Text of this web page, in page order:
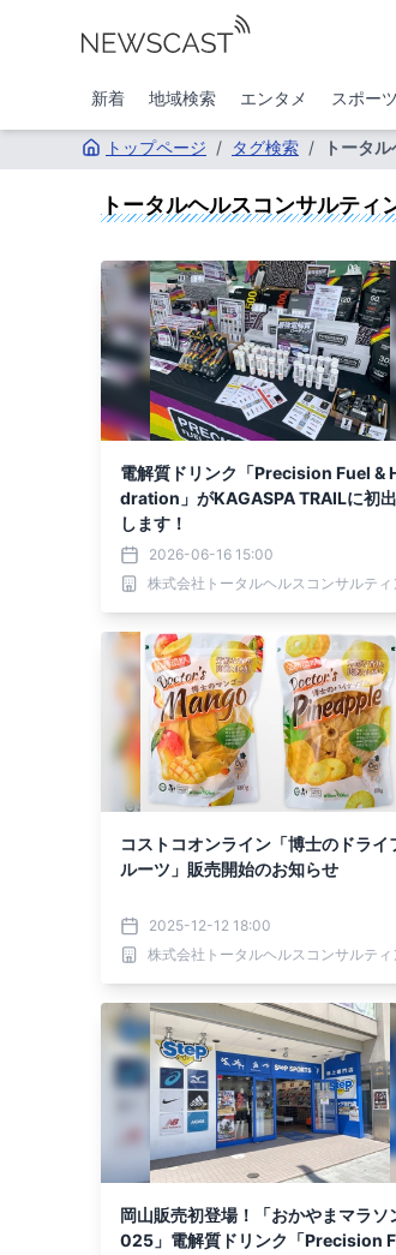
新着 地域検索 エンタメ スポーツ
トップページ / タグ検索 / トータ
トータルヘルスコンサルティ
電解質ドリンク「Precision Fuel &
dration」がKAGASPA TRAILに初
します！
2026-06-16 15:00
コストコオンライン「博士のドライ
ルーツ」販売開始のお知らせ
2025-12-12 18:00
岡山販売初登場！「おかやまマラソ
025」電解質ドリンク「Precision